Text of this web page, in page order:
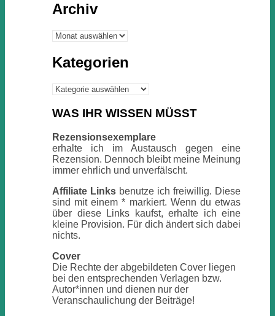
Archiv
Archiv
Kategorien
Kategorien
WAS IHR WISSEN MÜSST
Rezensionsexemplare
erhalte ich im Austausch gegen eine
Rezension. Dennoch bleibt meine Meinung
immer ehrlich und unverfälscht.
Affiliate Links benutze ich freiwillig. Diese
sind mit einem * markiert. Wenn du etwas
über diese Links kaufst, erhalte ich eine
kleine Provision. Für dich ändert sich dabei
nichts.
Cover
Die Rechte der abgebildeten Cover liegen
bei den entsprechenden Verlagen bzw.
Autor*innen und dienen nur der
Veranschaulichung der Beiträge!